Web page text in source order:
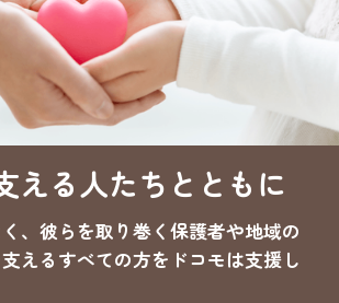
える人たちとともに
、彼らを取り巻く保護者や地域の
えるすべての方をドコモは支援し